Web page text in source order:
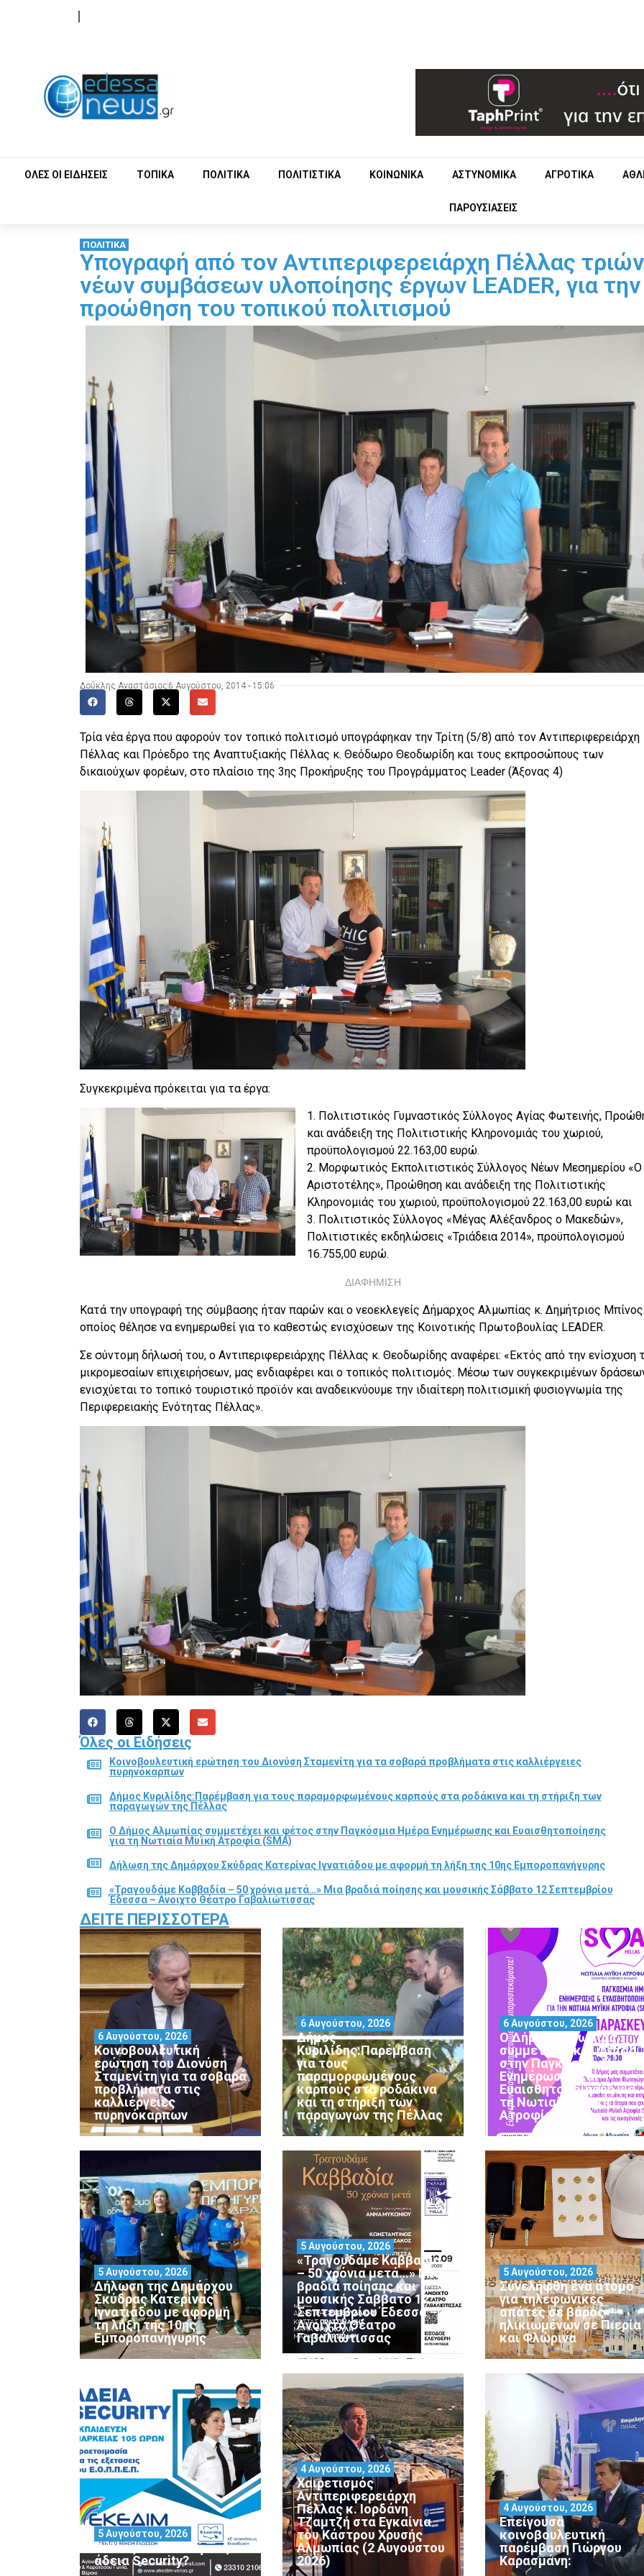
ΟΛΕΣ ΟΙ ΕΙΔΗΣΕΙΣ ΤΟΠΙΚΑ ΠΟΛΙΤΙΚΑ ΠΟΛΙΤΙΣΤΙΚΑ ΚΟΙΝΩΝΙΚΑ ΑΣΤΥΝΟΜΙΚΑ ΑΓΡΟΤΙΚΑ
ΠΑΡΟΥΣΙΑΣΕΙΣ
ΠΟΛΙΤΙΚΑ
Υπογραφή από τον Αντιπεριφερειάρχη Πέλλας τριών
νέων συμβάσεων υλοποίησης έργων LEADER, για την
προώθηση του τοπικού πολιτισμού
Δούκλης Αναστάσιος 6 Αυγούστου, 2014 - 15:06
Τρία νέα έργα που αφορούν τον τοπικό πολιτισμό υπογράφηκαν την Τρίτη (5/8) από τον Αντιπεριφερειάρχη
Πέλλας και Πρόεδρο της Αναπτυξιακής Πέλλας κ. Θεόδωρο Θεοδωρίδη και τους εκπροσώπους των
δικαιούχων φορέων, στο πλαίσιο της 3ης Προκήρυξης του Προγράμματος Leader (Άξονας 4)
Συγκεκριμένα πρόκειται για τα έργα:
1. Πολιτιστικός Γυμναστικός Σύλλογος Αγίας Φωτεινής,
και ανάδειξη της Πολιτιστικής Κληρονομιάς του χωριού,
προϋπολογισμού 22.163,00 ευρώ.
2. Μορφωτικός Εκπολιτιστικός Σύλλογος Νέων Μεσημερίου «Ο
Αριστοτέλης», Προώθηση και ανάδειξη της Πολιτιστικής
Κληρονομιάς του χωριού, προϋπολογισμού 22.163,00 ευρώ και
3. Πολιτιστικός Σύλλογος «Μέγας Αλέξανδρος ο Μακεδών»,
Πολιτιστικές εκδηλώσεις «Τριάδεια 2014», προϋπολογισμού
16.755,00 ευρώ.
ΔΙΑΦΗΜΙΣΗ
Κατά την υπογραφή της σύμβασης ήταν παρών και ο νεοεκλεγείς Δήμαρχος Αλμωπίας κ. Δημήτριος
οποίος θέλησε να ενημερωθεί για το καθεστώς ενισχύσεων της Κοινοτικής Πρωτοβουλίας LEADER.
Σε σύντομη δήλωσή του, ο Αντιπεριφερειάρχης Πέλλας κ. Θεοδωρίδης αναφέρει: «Εκτός από την ενίσχυση
μικρομεσαίων επιχειρήσεων, μας ενδιαφέρει και ο τοπικός πολιτισμός. Μέσω των συγκεκριμένων
ενισχύεται το τοπικό τουριστικό προϊόν και αναδεικνύουμε την ιδιαίτερη πολιτισμική φυσιογνωμία της
Περιφερειακής Ενότητας Πέλλας».
Όλες οι Ειδήσεις
Κοινοβουλευτική ερώτηση του Διονύση Σταμενίτη για τα σοβαρά προβλήματα στις καλλιέργειες
πυρηνόκαρπων
Δήμος Κυριλίδης:Παρέμβαση για τους παραμορφωμένους καρπούς στα ροδάκινα και τη στήριξη των
παραγωγών της Πέλλας
Ο Δήμος Αλμωπίας συμμετέχει και φέτος στην Παγκόσμια Ημέρα Ενημέρωσης και Ευαισθητοποίησης
για τη Νωτιαία Μυϊκή Ατροφία (SMA)
Δήλωση της Δημάρχου Σκύδρας Κατερίνας Ιγνατιάδου με αφορμή τη λήξη της 10ης Εμποροπανήγυρης
«Τραγουδάμε Καββαδία – 50 χρόνια μετά…» Μια βραδιά ποίησης και μουσικής Σάββατο 12 Σεπτεμβρίου
Έδεσσα – Ανοιχτό Θέατρο Γαβαλιώτισσας
ΔΕΊΤΕ ΠΕΡΙΣΣΌΤΕΡΑ
Κοινοβουλευτική
ερώτηση του Διονύση
Σταμενίτη για τα σοβαρά
προβλήματα στις
καλλιέργειες
πυρηνόκαρπων
6 Αυγούστου, 2026
Δήμος
Κυριλίδης:Παρέμβαση
για τους
παραμορφωμένους
καρπούς στα ροδάκινα
και τη στήριξη των
παραγωγών της Πέλλας
6 Αυγούστου, 2026
Ο Δήμος Αλμωπίας
συμμετέχει και φέτος
στην Παγκόσμια Ημέρα
Ενημέρωσης και
Ευαισθητοποίησης για
τη Νωτιαία Μυϊκή
Ατροφία (SMA)
6 Αυγούστου, 2026
Δήλωση της Δημάρχου
Σκύδρας Κατερίνας
Ιγνατιάδου με αφορμή
τη λήξη της 10ης
Εμποροπανήγυρης
5 Αυγούστου, 2026
«Τραγουδάμε Καββαδία
– 50 χρόνια μετά…» Μια
βραδιά ποίησης και
μουσικής Σάββατο 12
Σεπτεμβρίου Έδεσσα –
Ανοιχτό Θέατρο
Γαβαλιώτισσας
5 Αυγούστου, 2026
Συνελήφθη ένα άτομο
για τηλεφωνικές
απάτες σε βάρος
ηλικιωμένων σε Πιερία
και Φλώρινα
5 Αυγούστου, 2026
Θέλεις να αποκτήσεις
άδεια Security?
5 Αυγούστου, 2026
Χαιρετισμός
Αντιπεριφερειάρχη
Πέλλας κ. Ιορδάνη
Τζαμτζή στα Εγκαίνια
του Κάστρου Χρυσής
Αλμωπίας (2 Αυγούστου
2026)
4 Αυγούστου, 2026
Επείγουσα
κοινοβουλευτική
παρέμβαση Γιώργου
Καρασμάνη:
4 Αυγούστου, 2026